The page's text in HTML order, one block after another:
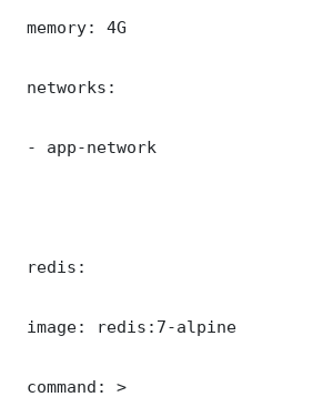
memory: 4G
networks:
- app-network
redis:
image: redis:7-alpine
command: >